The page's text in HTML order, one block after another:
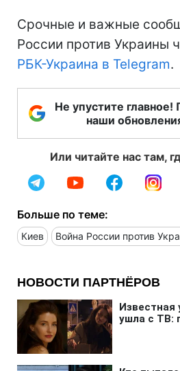
Срочные и важные
России против Украины
РБК-Украина в Telegram.
Не упустите
наши
Или читайте нас там,
Больше по теме:
Киев Война России против